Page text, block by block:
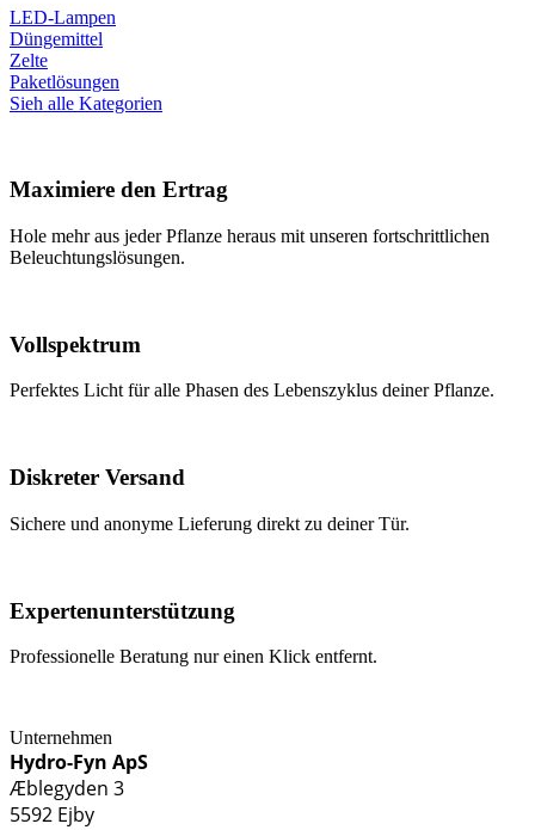
LED-Lampen
Düngemittel
Zelte
Paketlösungen
Sieh alle Kategorien
Maximiere den Ertrag
Hole mehr aus jeder Pflanze heraus mit unseren fortschrittlichen
Beleuchtungslösungen.
Vollspektrum
Perfektes Licht für alle Phasen des Lebenszyklus deiner Pflanze.
Diskreter Versand
Sichere und anonyme Lieferung direkt zu deiner Tür.
Expertenunterstützung
Professionelle Beratung nur einen Klick entfernt.
Unternehmen
Hydro-Fyn ApS
Æblegyden 3
5592 Ejby